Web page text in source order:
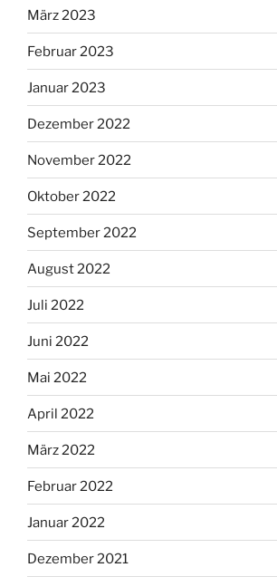
März 2023
Februar 2023
Januar 2023
Dezember 2022
November 2022
Oktober 2022
September 2022
August 2022
Juli 2022
Juni 2022
Mai 2022
April 2022
März 2022
Februar 2022
Januar 2022
Dezember 2021